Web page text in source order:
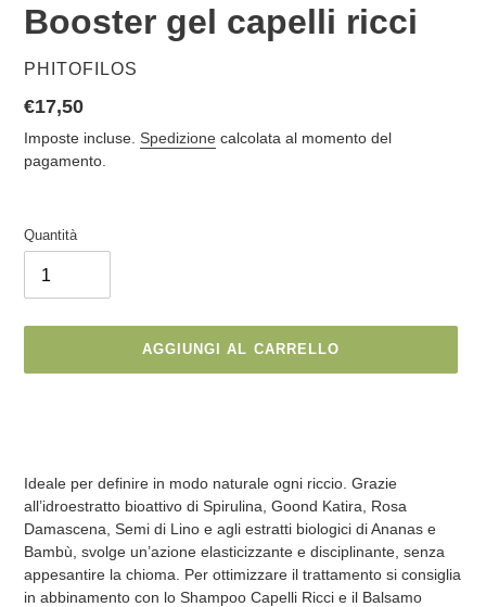
Booster gel capelli ricci
VENDITORE
PHITOFILOS
Prezzo
di
listino
€17,50
Imposte incluse. Spedizione calcolata al momento del
pagamento.
Quantità
AGGIUNGI AL CARRELLO
carrello
Ideale per definire in modo naturale ogni riccio. Grazie
all’idroestratto bioattivo di Spirulina, Goond Katira, Rosa
Damascena, Semi di Lino e agli estratti biologici di Ananas e
Bambù, svolge un’azione elasticizzante e disciplinante, senza
appesantire la chioma. Per ottimizzare il trattamento si consiglia
in abbinamento con lo Shampoo Capelli Ricci e il Balsamo